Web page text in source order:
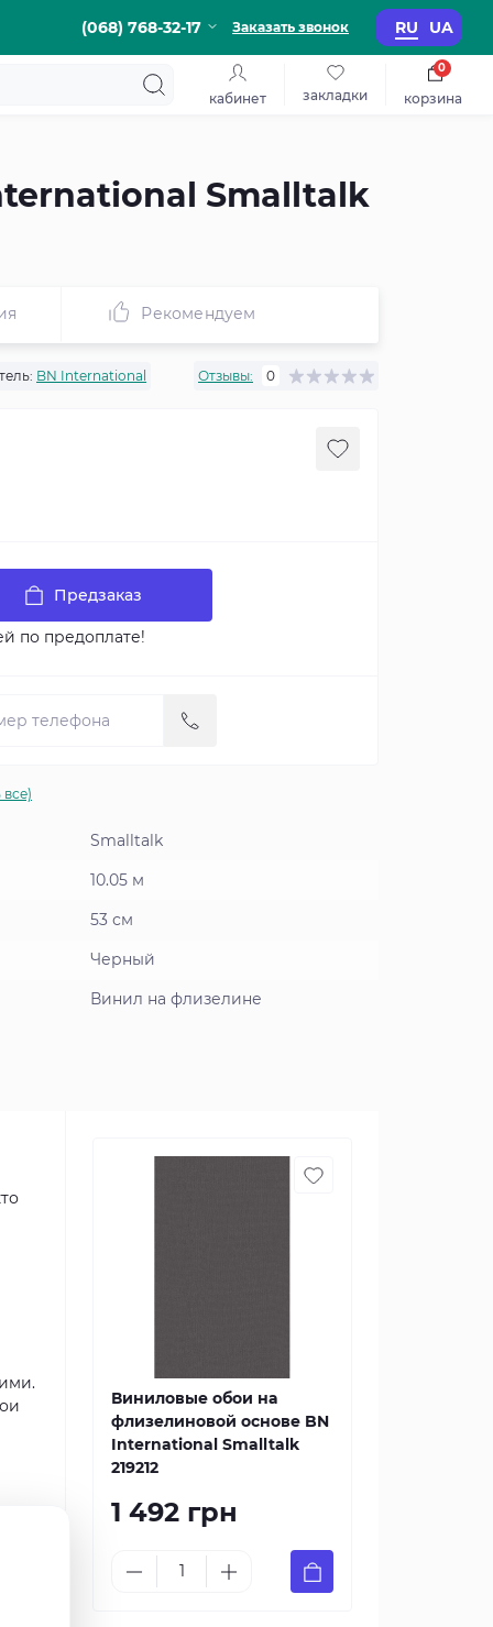
(068) 768-32-17 Заказать звонок RU UA
кабинет закладки корзина
0
Smalltalk
Рекомендуем
BN International Отзывы: 0
Предзаказ
по предоплате!
Smalltalk
10.05 м
53 см
Черный
Винил на флизелине
Виниловые обои на
флизелиновой основе BN
International Smalltalk
219212
1 492 грн